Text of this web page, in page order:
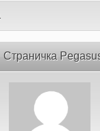
Страничка